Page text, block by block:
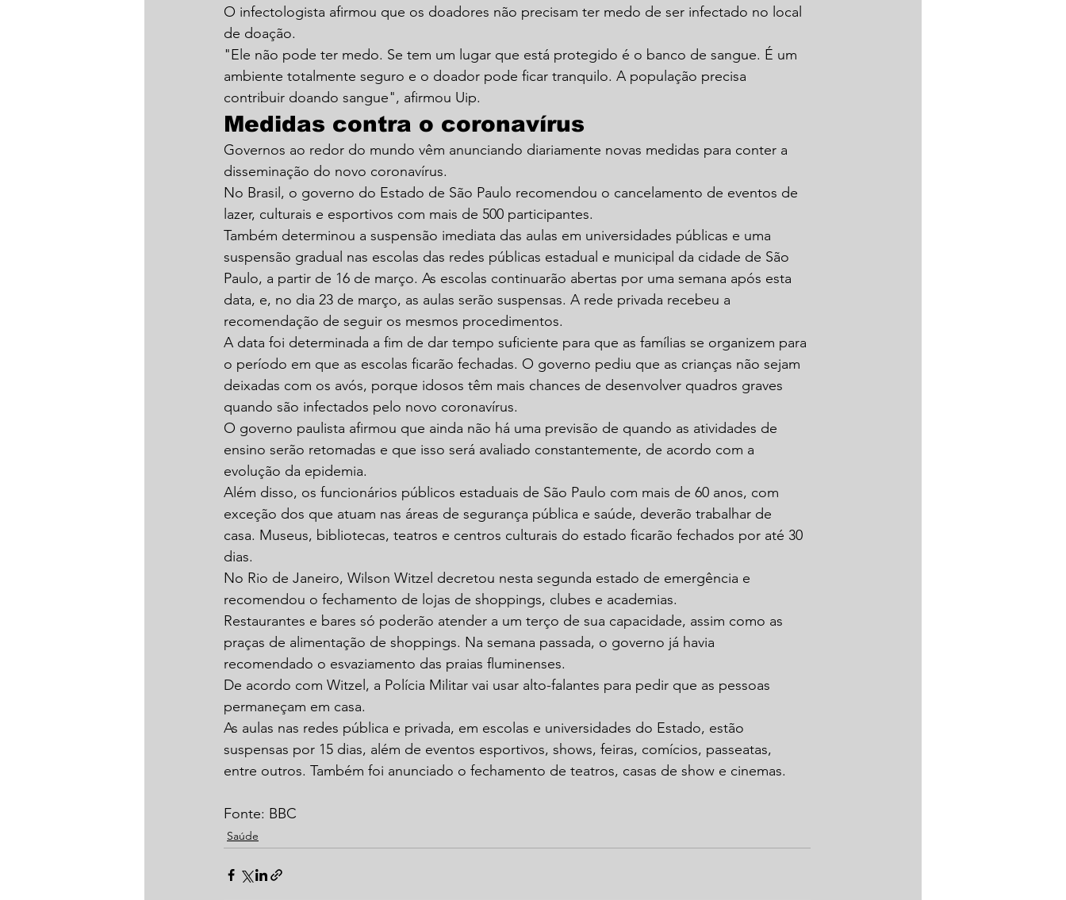
O infectologista afirmou que os doadores não precisam ter medo de ser infectado no local
de doação.
"Ele não pode ter medo. Se tem um lugar que está protegido é o banco de sangue. É um
ambiente totalmente seguro e o doador pode ficar tranquilo. A população precisa
contribuir doando sangue", afirmou Uip.
Medidas contra o coronavírus
Governos ao redor do mundo vêm anunciando diariamente novas medidas para conter a
disseminação do novo coronavírus.
No Brasil, o governo do Estado de São Paulo recomendou o cancelamento de eventos de
lazer, culturais e esportivos com mais de 500 participantes.
Também determinou a suspensão imediata das aulas em universidades públicas e uma
suspensão gradual nas escolas das redes públicas estadual e municipal da cidade de São
Paulo, a partir de 16 de março. As escolas continuarão abertas por uma semana após esta
data, e, no dia 23 de março, as aulas serão suspensas. A rede privada recebeu a
recomendação de seguir os mesmos procedimentos.
A data foi determinada a fim de dar tempo suficiente para que as famílias se organizem para
o período em que as escolas ficarão fechadas. O governo pediu que as crianças não sejam
deixadas com os avós, porque idosos têm mais chances de desenvolver quadros graves
quando são infectados pelo novo coronavírus.
O governo paulista afirmou que ainda não há uma previsão de quando as atividades de
ensino serão retomadas e que isso será avaliado constantemente, de acordo com a
evolução da epidemia.
Além disso, os funcionários públicos estaduais de São Paulo com mais de 60 anos, com
exceção dos que atuam nas áreas de segurança pública e saúde, deverão trabalhar de
casa. Museus, bibliotecas, teatros e centros culturais do estado ficarão fechados por até 30
dias.
No Rio de Janeiro, Wilson Witzel decretou nesta segunda estado de emergência e
recomendou o fechamento de lojas de shoppings, clubes e academias.
Restaurantes e bares só poderão atender a um terço de sua capacidade, assim como as
praças de alimentação de shoppings. Na semana passada, o governo já havia
recomendado o esvaziamento das praias fluminenses.
De acordo com Witzel, a Polícia Militar vai usar alto-falantes para pedir que as pessoas
permaneçam em casa.
As aulas nas redes pública e privada, em escolas e universidades do Estado, estão
suspensas por 15 dias, além de eventos esportivos, shows, feiras, comícios, passeatas,
entre outros. Também foi anunciado o fechamento de teatros, casas de show e cinemas.
Fonte: BBC
Saúde